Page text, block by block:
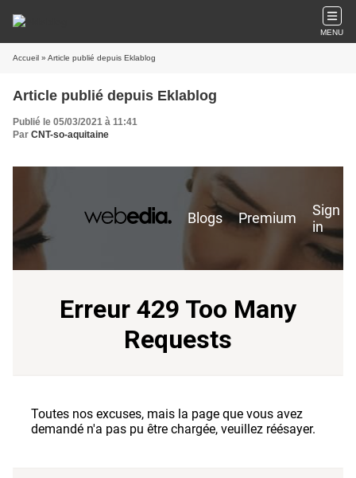
MENU
Accueil » Article publié depuis Eklablog
Article publié depuis Eklablog
Publié le 05/03/2021 à 11:41
Par CNT-so-aquitaine